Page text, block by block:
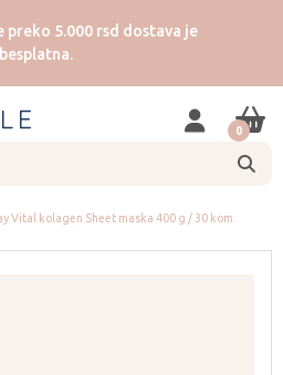
preko 5.000 rsd dostava je
besplatna.
0
Vital kolagen Sheet maska 400 g / 30 kom.